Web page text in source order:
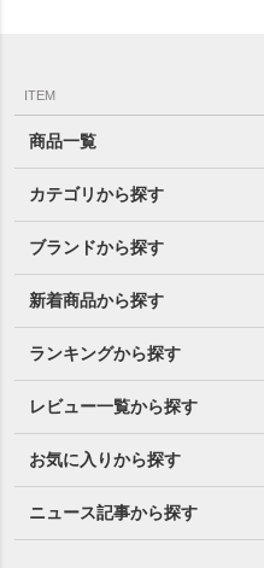
ITEM
商品一覧
カテゴリから探す
ブランドから探す
新着商品から探す
ランキングから探す
レビュー一覧から探す
お気に入りから探す
ニュース記事から探す